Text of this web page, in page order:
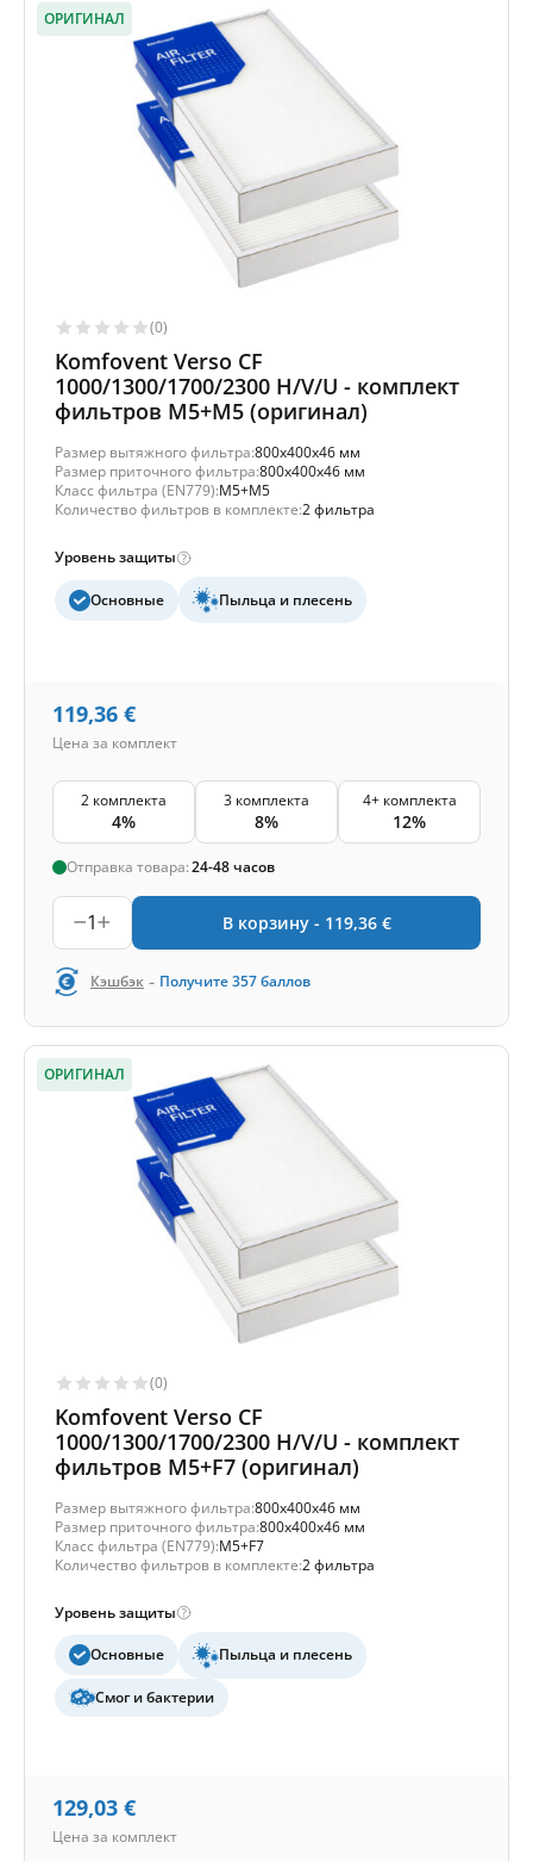
ОРИГИНАЛ
(0)
Komfovent Verso CF
1000/1300/1700/2300 H/V/U - комплект
фильтров M5+M5 (оригинал)
Размер вытяжного фильтра:800x400x46 мм
Размер приточного фильтра:800x400x46 мм
Класс фильтра (EN779):M5+M5
Количество фильтров в комплекте:2 фильтра
Уровень защиты
Основные Пыльца и плесень
119,36 €
Цена за комплект
2 комплекта
4%
3 комплекта
8%
4+ комплекта
12%
Отправка товара:24-48 часов
1 В корзину - 119,36 €
Кэшбэк - Получите357баллов
ОРИГИНАЛ
(0)
Komfovent Verso CF
1000/1300/1700/2300 H/V/U - комплект
фильтров M5+F7 (оригинал)
Размер вытяжного фильтра:800x400x46 мм
Размер приточного фильтра:800x400x46 мм
Класс фильтра (EN779):M5+F7
Количество фильтров в комплекте:2 фильтра
Уровень защиты
Основные Пыльца и плесень
Смог и бактерии
129,03 €
Цена за комплект